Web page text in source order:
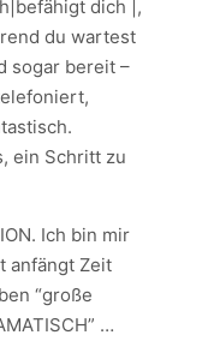
dich |,
du wartest
sogar bereit –
ein Schritt zu
Ich bin mir
anfängt Zeit
“große
…